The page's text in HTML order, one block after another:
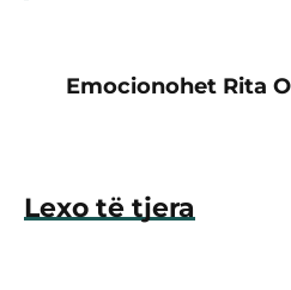
Emocionohet Rita
Lexo të tjera